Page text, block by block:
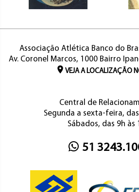
Associação Atlética Banco do
Av. Coronel Marcos, 1000 Bairro
VEJA A LOCALIZAÇÃO
Central de
Segunda a sexta-feira,
Sábados, das 9h às
51